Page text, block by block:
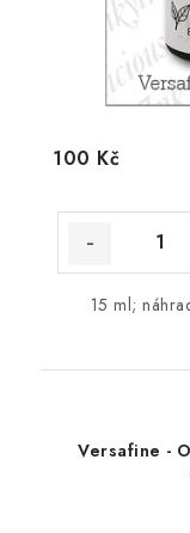
100 Kč
15 ml;
Versafine -